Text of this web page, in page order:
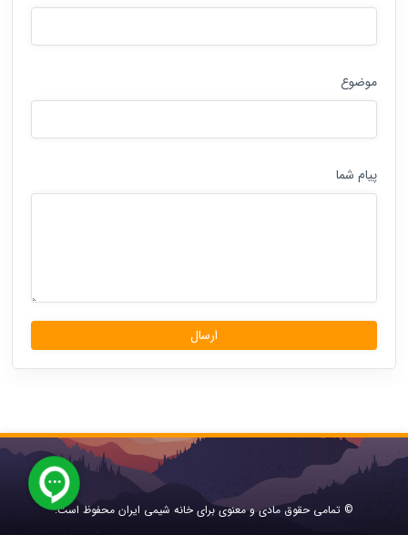
موضوع
پیام شما
© تمامی حقوق مادی و معنوی برای خانه شیمی ایران محفوظ است.